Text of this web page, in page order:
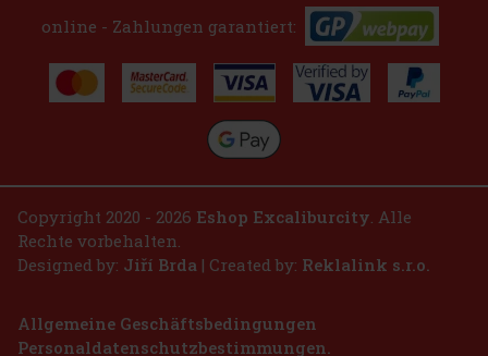
online - Zahlungen garantiert:
Copyright 2020 - 2026 Eshop Excaliburcity. Alle
Rechte vorbehalten.
Designed by: Jiří Brda | Created by: Reklalink s.r.o.
Allgemeine Geschäftsbedingungen
Personaldatenschutzbestimmungen.